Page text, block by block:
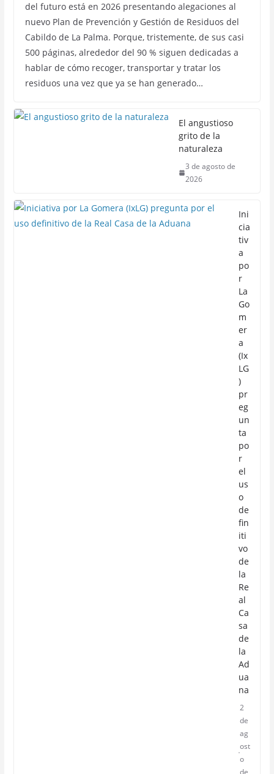
del futuro está en 2026 presentando alegaciones al
nuevo Plan de Prevención y Gestión de Residuos del
Cabildo de La Palma. Porque, tristemente, de sus casi
500 páginas, alrededor del 90 % siguen dedicadas a
hablar de cómo recoger, transportar y tratar los
residuos una vez que ya se han generado…
El angustioso
grito de la
naturaleza
3 de agosto de
2026
Ini
cia
tiv
a
po
r
La
Go
m
er
a
(Ix
LG
)
pr
eg
un
ta
po
r
el
us
o
de
fin
iti
vo
de
la
Re
al
Ca
sa
de
la
Ad
ua
na
2
de
ag
ost
o
de